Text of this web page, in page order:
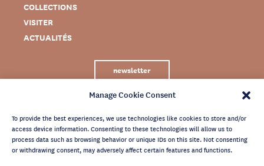
Manage Cookie Consent
To provide the best experiences, we use technologies like cookies to store and/or
access device information. Consenting to these technologies will allow us to
process data such as browsing behavior or unique IDs on this site. Not consenting
or withdrawing consent, may adversely affect certain features and functions.
COLLECTIONS
VISITER
ACTUALITÉS
newsletter